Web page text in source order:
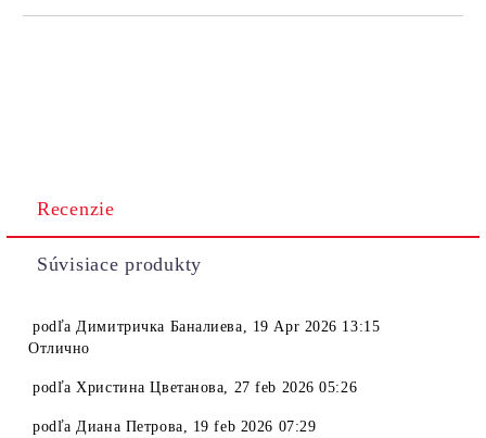
Recenzie
Súvisiace produkty
podľaДимитричка Баналиева, 19 Apr 2026 13:15
Отлично
podľaХристина Цветанова, 27 feb 2026 05:26
podľaДиана Петрова, 19 feb 2026 07:29